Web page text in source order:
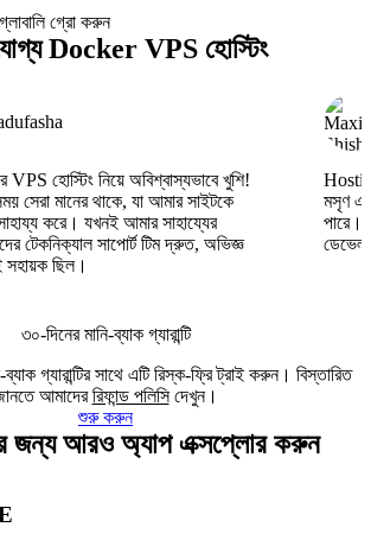
Docker VPS হোস্টিং
হোস্টিং নিয়ে অবিশ্বাস্যভাবে খুশি!
সেরা মানের থাকে, যা আমার সাইটকে
করে। যখনই আমার সাহায্যের
টেকনিক্যাল সাপোর্ট টিম দ্রুত, অভিজ্ঞ
সহায়ক ছিল।
মসৃণ
৩০-দিনের মানি-ব্যাক গ্যারান্টি
গ্যারান্টির সাথে এটি রিস্ক-ফ্রি ট্রাই করুন। বিস্তারিত
আমাদেররিফান্ড পলিসিদেখুন।
শুরু করুন
জন্য আরও অ্যাপ এক্সপ্লোর করুন